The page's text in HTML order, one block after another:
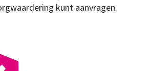
kunt aanvragen.